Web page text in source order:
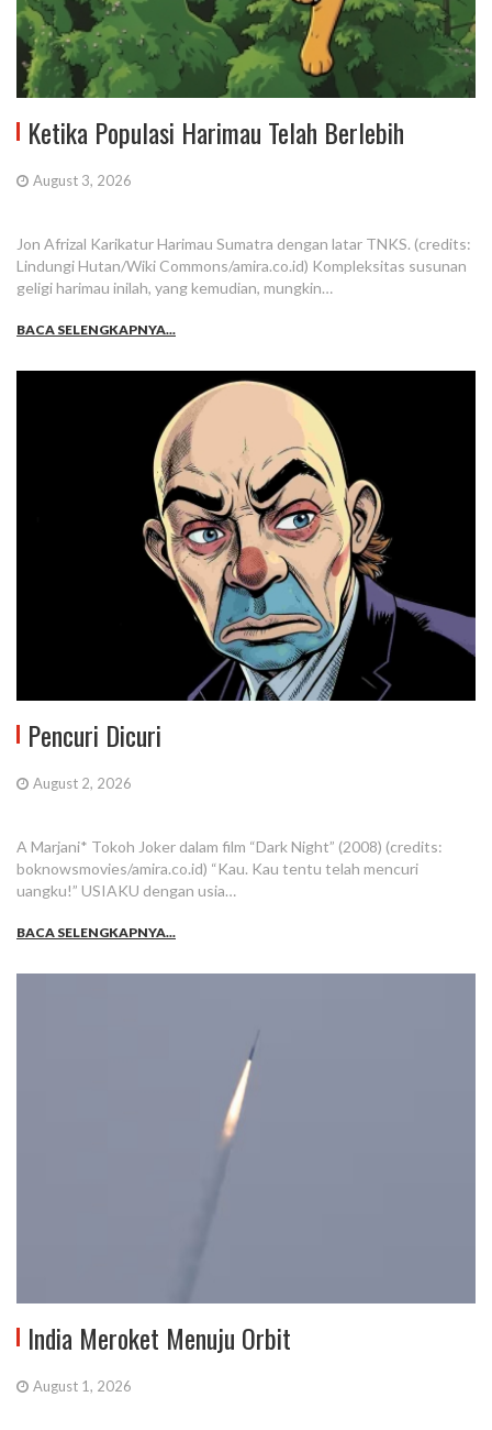
Ketika Populasi Harimau Telah Berlebih
August 3, 2026
Jon Afrizal Karikatur Harimau Sumatra dengan latar TNKS. (credits:
Lindungi Hutan/Wiki Commons/amira.co.id) Kompleksitas susunan
geligi harimau inilah, yang kemudian, mungkin…
BACA SELENGKAPNYA...
Pencuri Dicuri
August 2, 2026
A Marjani* Tokoh Joker dalam film “Dark Night” (2008) (credits:
boknowsmovies/amira.co.id) “Kau. Kau tentu telah mencuri
uangku!” USIAKU dengan usia…
BACA SELENGKAPNYA...
India Meroket Menuju Orbit
August 1, 2026